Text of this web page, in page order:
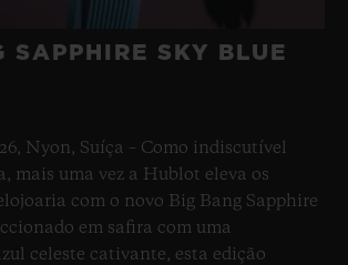
SAPPHIRE SKY BLUE
Nyon, Suíça – Como indiscutível
mais uma vez a Hublot eleva os
com o novo Big Bang Sapphire
em safira com uma
celeste cativante, esta edição